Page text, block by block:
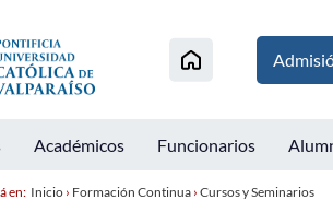
Académicos Funcionarios
en: Inicio› Formación Continua› Cursos y Seminarios